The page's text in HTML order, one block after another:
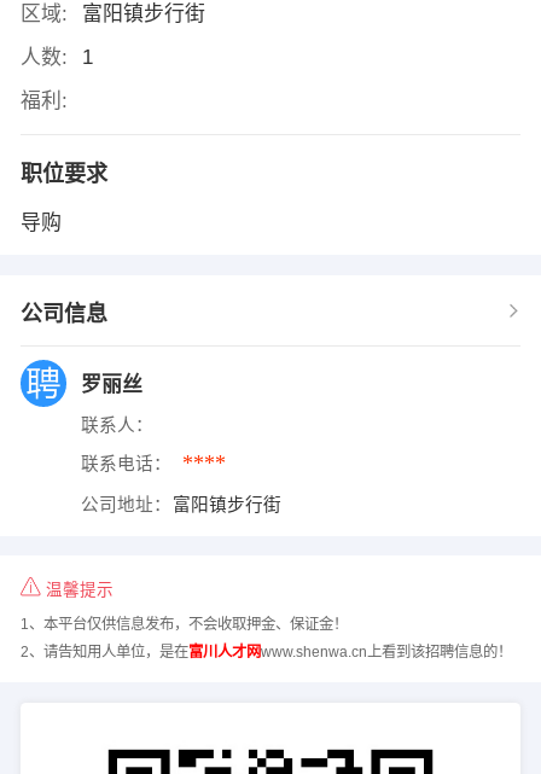
区域:
富阳镇步行街
人数:
1
福利:
职位要求
导购
公司信息
罗丽丝
联系人：
联系电话： ****
公司地址： 富阳镇步行街
温馨提示
1、本平台仅供信息发布，不会收取押金、保证金！
2、请告知用人单位，是在富川人才网www.shenwa.cn上看到该招聘信息的！